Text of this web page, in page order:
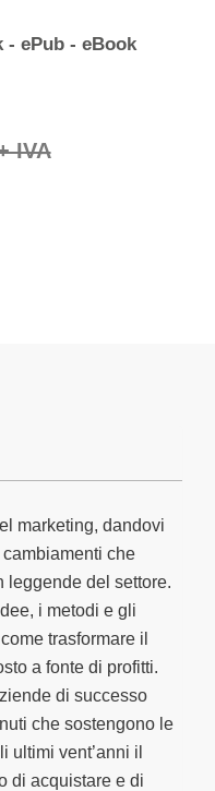
ePub - eBook
marketing, dandovi
che
leggende del settore.
i metodi e gli
trasformare il
a fonte di profitti.
di successo
che sostengono le
ultimi vent’anni il
di acquistare e di